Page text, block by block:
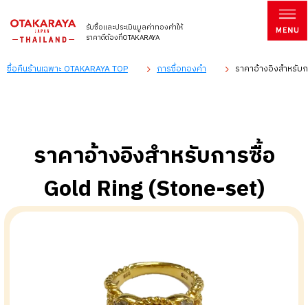
รับซื้อและประเมินมูลค่าทองคำให้
ราคาดีต้องที่OTAKARAYA
ซื้อคืนร้านเฉพาะ OTAKARAYA TOP การซื้อทองคำ ราคาอ้างอิงสำหรับ
ราคาอ้างอิงสำหรับการซื้อ
Gold Ring (Stone-set)